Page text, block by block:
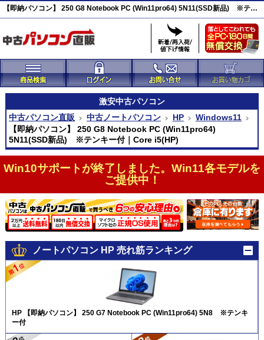
【即納パソコン】 250 G8 Notebook PC (Win11pro64) 5N11(SSD新品) ※テンキー付 激安(45457)
激安中古パソコン
中古パソコン直販
中古ノートパソコン HP
Windows11
【即納パソコン】 250 G8 Notebook PC (Win11pro64)
5N11(SSD新品) ※テンキー付｜Core i5(HP)
Win10サポートが終了しました。Win11各モデルを
ご提供中！
ノートパソコン HP 売れ筋ランキング
HP 【即納パソコン】 250 G7 Notebook PC (Win11pro64) 5N8 ※テンキ
ー付